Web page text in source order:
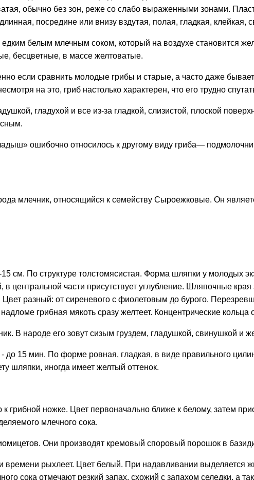
обычно без зон, реже со слабо выраженными зонами.
посредине или внизу вздутая, полая, гладкая,
белым млечным соком, который на воздухе становится
бесцветные, в массе желтоватые.
если сравнить молодые грибы и старые, а часто даже бывает
на это, гриб настолько характерен, что его трудно
гладухой и все из-за гладкой, слизистой, плоской
ошибочно относилось к другому виду гриба—
млечник, относящийся к семейству Сыроежковые. Он
см. По структуре толстомясистая. Форма шляпки у молодых
центральной части присутствует углубление. Шляпочные
разный: от сиреневого с фиолетовым до бурого.
грибная мякоть сразу желтеет. Концентрические кольца
В народе его зовут сизым груздем, гладушкой, свинушкой и
до 15 мин. По форме ровная, гладкая, в виде правильного
шляпки, иногда имеет желтый оттенок.
грибной ножке. Цвет первоначально ближе к белому, затем
млечного сока.
Они производят кремовый споровый порошок в
времени рыхлеет. Цвет белый. При надавливании выделяется
сока отмечают резкий запах, схожий с запахом селедки, а